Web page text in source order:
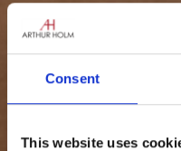
Consent
This website uses